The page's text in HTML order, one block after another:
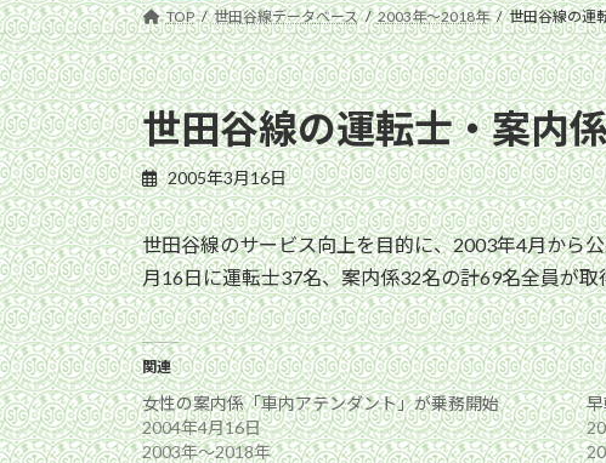
ッ
プ
移
動
TOP 世田谷線データベース 2003年〜2018年 世田谷線の運
世田谷線の運転士・案内
2005年3月16日
世田谷線のサービス向上を目的に、2003年4月から
月16日に運転士37名、案内係32名の計69名全員が
関連
女性の案内係「車内アテンダント」が乗務開始
2004年4月16日
2003年〜2018年